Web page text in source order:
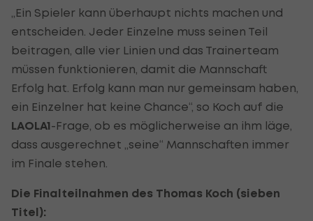
„Ein Spieler kann überhaupt nichts machen und
entscheiden. Jeder Einzelne muss seinen Teil
beitragen, alle vier Linien und das Trainerteam
müssen funktionieren, damit die Mannschaft
Erfolg hat. Erfolg kann man nur gemeinsam haben,
ein Einzelner hat keine Chance“, so Koch auf die
LAOLA1-Frage, ob es möglicherweise an ihm läge,
dass ausgerechnet „seine“ Mannschaften immer
im Finale stehen.
Die Finalteilnahmen des Thomas Koch (sieben
Titel):